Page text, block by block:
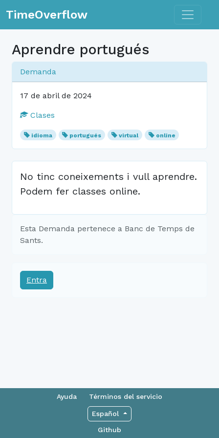
TimeOverflow Toggle
Aprendre portugués
Demanda
17 de abril de 2024
Clases
idioma portugués virtual online
No tinc coneixements i vull aprendre.
Podem fer classes online.
Esta Demanda pertenece a Banc de Temps de
Sants.
Entra
Ayuda Términos del servicio
Español
Github